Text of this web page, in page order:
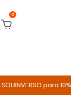
0
para 10% OFF